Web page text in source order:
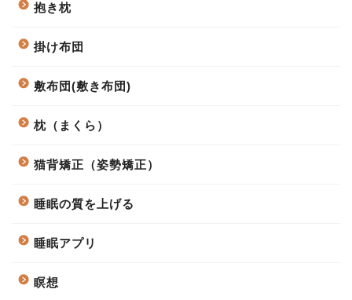
抱き枕
掛け布団
敷布団(敷き布団)
枕（まくら）
猫背矯正（姿勢矯正）
睡眠の質を上げる
睡眠アプリ
瞑想